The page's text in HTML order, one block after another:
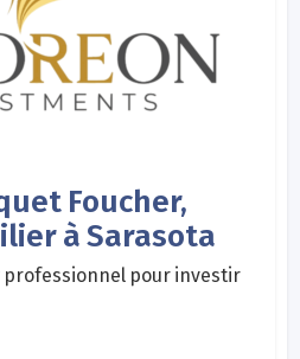
Foucher,
à Sarasota
professionnel pour investir